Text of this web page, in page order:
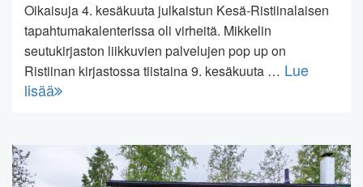
Oikaisuja 4. kesäkuuta julkaistun Kesä-Ristiinalaisen
tapahtumakalenterissa oli virheitä. Mikkelin
seutukirjaston liikkuvien palvelujen pop up on
Ristiinan kirjastossa tiistaina 9. kesäkuuta … Lue
lisää